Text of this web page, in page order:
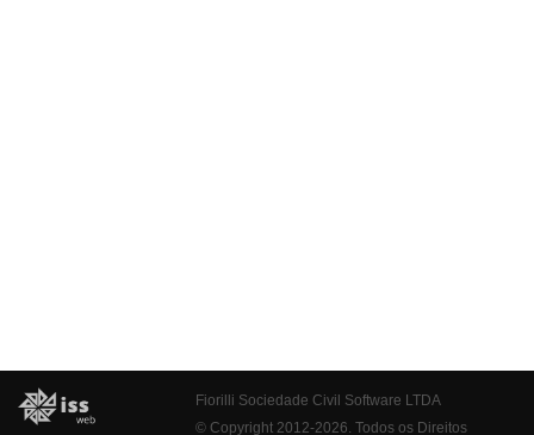
Fiorilli Sociedade Civil Software LTDA
© Copyright 2012-2026. Todos os Direitos